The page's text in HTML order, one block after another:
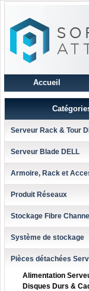
Accueil
Serveur Rack & Tour
Serveur Blade DELL
Armoire, Rack et
Produit Réseaux
Stockage Fibre
Système de stockage
Pièces détachées
Alimentation
Disques Durs &